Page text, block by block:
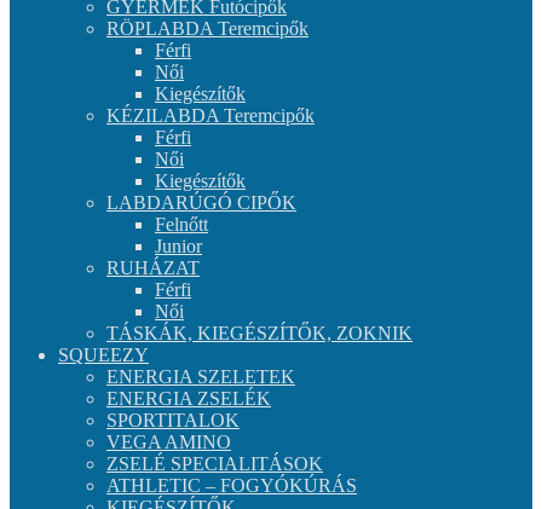
GYERMEK Futócipők
RÖPLABDA Teremcipők
Férfi
Női
Kiegészítők
KÉZILABDA Teremcipők
Férfi
Női
Kiegészítők
LABDARÚGÓ CIPŐK
Felnőtt
Junior
RUHÁZAT
Férfi
Női
TÁSKÁK, KIEGÉSZÍTŐK, ZOKNIK
SQUEEZY
ENERGIA SZELETEK
ENERGIA ZSELÉK
SPORTITALOK
VEGA AMINO
ZSELÉ SPECIALITÁSOK
ATHLETIC – FOGYÓKÚRÁS